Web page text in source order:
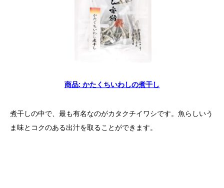
商品: かたくちいわしの煮干し
煮干しの中で、最も有名なのがカタクチイワシです。魚らしいう
ま味とコクのある出汁を取ることができます。